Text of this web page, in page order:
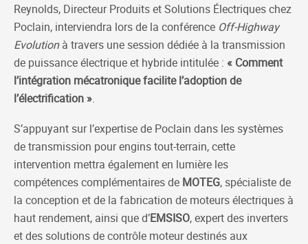
Reynolds, Directeur Produits et Solutions Électriques chez
Poclain, interviendra lors de la conférence Off-Highway
Evolutionà travers une session dédiée à la transmission
de puissance électrique et hybride intitulée : « Comment
l’intégration mécatronique facilite l’adoption de
l’électrification ».
S’appuyant sur l’expertise de Poclain dans les systèmes
de transmission pour engins tout-terrain, cette
intervention mettra également en lumière les
compétences complémentaires de MOTEG, spécialiste de
la conception et de la fabrication de moteurs électriques à
haut rendement, ainsi que d’EMSISO, expert des inverters
et des solutions de contrôle moteur destinés aux